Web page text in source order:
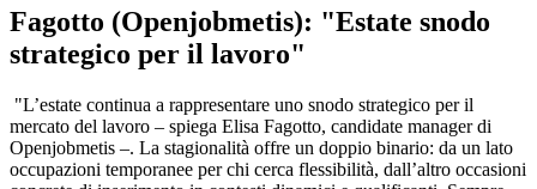
Fagotto (Openjobmetis): "Estate snodo
strategico per il lavoro"
"L’estate continua a rappresentare uno snodo strategico per il
mercato del lavoro – spiega Elisa Fagotto, candidate manager di
Openjobmetis –. La stagionalità offre un doppio binario: da un lato
occupazioni temporanee per chi cerca flessibilità, dall’altro occasioni